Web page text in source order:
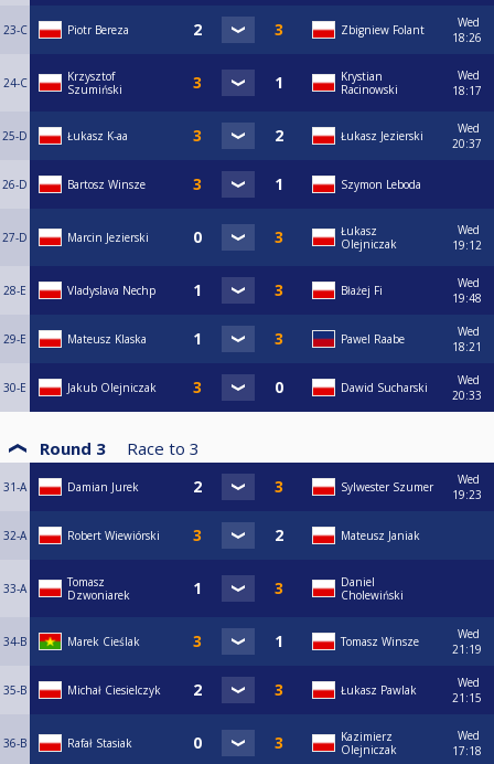
23-C Piotr Bereza Zbigniew Folant
Wed
18:26
24-C
Krzysztof
Szumiński
Krystian
Racinowski
Wed
18:17
25-D Łukasz K-aa Łukasz Jezierski
Wed
20:37
26-D Bartosz Winsze Szymon Leboda
27-D Marcin Jezierski
Łukasz
Olejniczak
Wed
19:12
28-E Vladyslava Nechp Błażej Fi
Wed
19:48
29-E Mateusz Klaska Pawel Raabe
Wed
18:21
30-E Jakub Olejniczak Dawid Sucharski
Wed
20:33
Round 3 Race to 3
31-A Damian Jurek Sylwester Szumer
Wed
19:23
32-A Robert Wiewiórski Mateusz Janiak
33-A
Tomasz
Dzwoniarek
Daniel
Cholewiński
34-B Marek Cieślak Tomasz Winsze
Wed
21:19
35-B Michał Ciesielczyk Łukasz Pawlak
Wed
21:15
36-B Rafał Stasiak
Kazimierz
Olejniczak
Wed
17:18